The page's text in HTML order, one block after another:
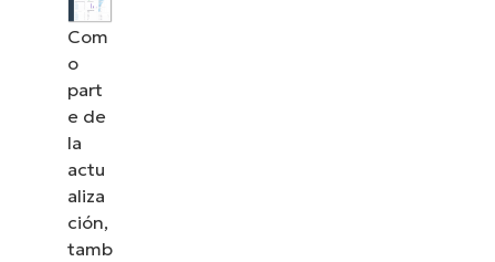
Com
o
part
e de
la
actu
aliza
ción,
tamb